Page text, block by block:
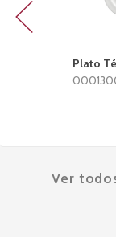
Plato
Ver